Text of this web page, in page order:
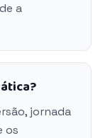
a
jornada
os